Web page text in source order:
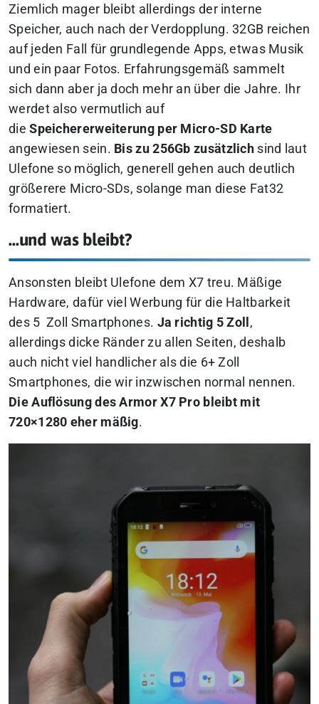
Ziemlich mager bleibt allerdings der interne
Speicher, auch nach der Verdopplung. 32GB reichen
auf jeden Fall für grundlegende Apps, etwas Musik
und ein paar Fotos. Erfahrungsgemäß sammelt
sich dann aber ja doch mehr an über die Jahre. Ihr
werdet also vermutlich auf
die Speichererweiterungper Micro-SD Karte
angewiesen sein. Bis zu 256Gb zusätzlich sind laut
Ulefone so möglich, generell gehen auch deutlich
größerere Micro-SDs, solange man diese Fat32
formatiert.
…und was bleibt?
Ansonsten bleibt Ulefone dem X7 treu. Mäßige
Hardware, dafür viel Werbung für die Haltbarkeit
des 5 Zoll Smartphones. Ja richtig 5 Zoll ,
allerdings dicke Ränder zu allen Seiten, deshalb
auch nicht viel handlicher als die 6+ Zoll
Smartphones, die wir inzwischen normal nennen.
Die Auflösung des Armor X7 Pro bleibt mit
720×1280 eher mäßig.